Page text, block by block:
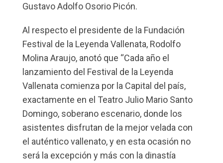
Gustavo Adolfo Osorio Picón.
Al respecto el presidente de la Fundación
Festival de la Leyenda Vallenata, Rodolfo
Molina Araujo, anotó que “Cada año el
lanzamiento del Festival de la Leyenda
Vallenata comienza por la Capital del país,
exactamente en el Teatro Julio Mario Santo
Domingo, soberano escenario, donde los
asistentes disfrutan de la mejor velada con
el auténtico vallenato, y en esta ocasión no
será la excepción y más con la dinastía